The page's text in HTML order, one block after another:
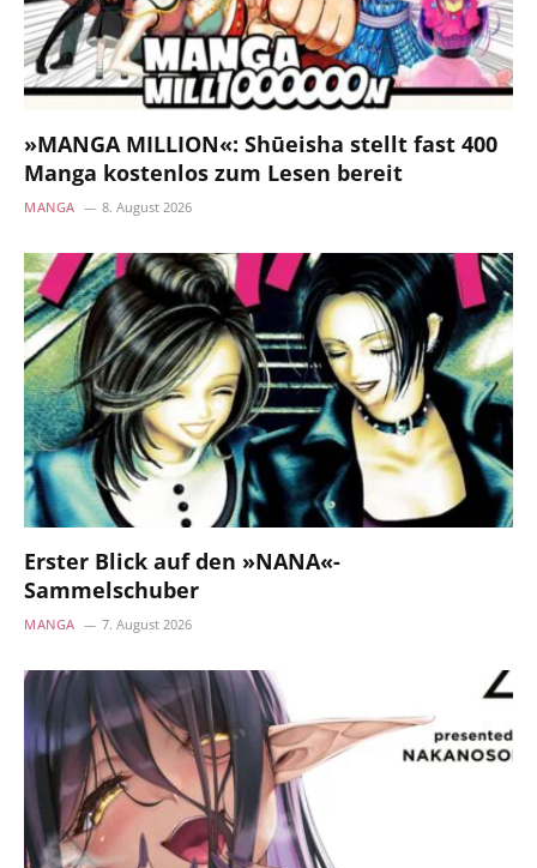
»MANGA MILLION«: Shūeisha stellt fast 400
Manga kostenlos zum Lesen bereit
MANGA 8. August 2026
Erster Blick auf den »NANA«-
Sammelschuber
MANGA 7. August 2026